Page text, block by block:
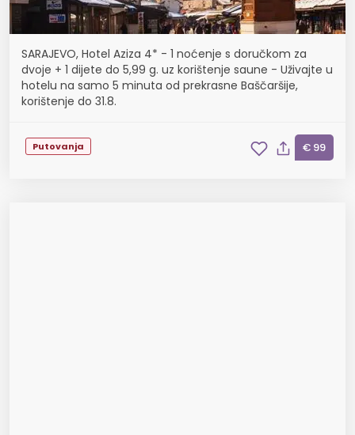
SARAJEVO, Hotel Aziza 4* - 1 noćenje s doručkom za
dvoje + 1 dijete do 5,99 g. uz korištenje saune - Uživajte u
hotelu na samo 5 minuta od prekrasne Baščaršije,
korištenje do 31.8.
Putovanja € 99